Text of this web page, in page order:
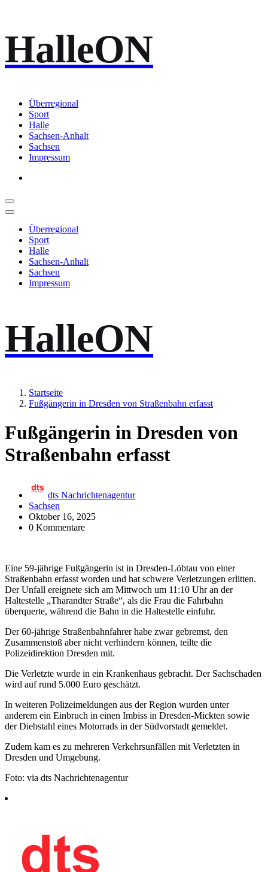
Inhalt
springen
HalleON
Überregional
Sport
Halle
Sachsen-Anhalt
Sachsen
Impressum
Überregional
Sport
Halle
Sachsen-Anhalt
Sachsen
Impressum
HalleON
Startseite
Fußgängerin in Dresden von Straßenbahn erfasst
Fußgängerin in Dresden von
Straßenbahn erfasst
dts Nachrichtenagentur
Sachsen
Oktober 16, 2025
0 Kommentare
Eine 59-jährige Fußgängerin ist in Dresden-Löbtau von einer
Straßenbahn erfasst worden und hat schwere Verletzungen erlitten.
Der Unfall ereignete sich am Mittwoch um 11:10 Uhr an der
Haltestelle „Tharandter Straße“, als die Frau die Fahrbahn
überquerte, während die Bahn in die Haltestelle einfuhr.
Der 60-jährige Straßenbahnfahrer habe zwar gebremst, den
Zusammenstoß aber nicht verhindern können, teilte die
Polizeidirektion Dresden mit.
Die Verletzte wurde in ein Krankenhaus gebracht. Der Sachschaden
wird auf rund 5.000 Euro geschätzt.
In weiteren Polizeimeldungen aus der Region wurden unter
anderem ein Einbruch in einen Imbiss in Dresden-Mickten sowie
der Diebstahl eines Motorrads in der Südvorstadt gemeldet.
Zudem kam es zu mehreren Verkehrsunfällen mit Verletzten in
Dresden und Umgebung.
Foto: via dts Nachrichtenagentur